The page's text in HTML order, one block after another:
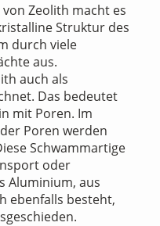
Zeolith macht es
Struktur des
durch viele
aus.
auch als
Das bedeutet
mit Poren. Im
Poren werden
Schwammartige
oder
Aluminium, aus
ebenfalls besteht,